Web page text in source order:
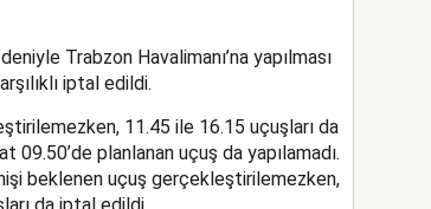
Trabzon Havalimanı’na yapılması
iptal edildi.
11.45 ile 16.15 uçuşları da
09.50’de planlanan uçuş da yapılamadı.
beklenen uçuş gerçekleştirilemezken,